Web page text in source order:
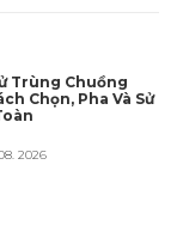
Trùng Chuồng
Chọn, Pha Và Sử
2026